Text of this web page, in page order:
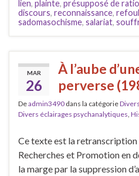
lien, plainte, présupposé de
discours, reconnaissance,
sadomasochisme, salariat,
MAR
26
À l’aube
perverse
Deadmin3490 dans la catégorie
Divers éclairages psychanalytiques
Ce texte est la retranscription
Recherches et Promotion en
la marge par la suppression